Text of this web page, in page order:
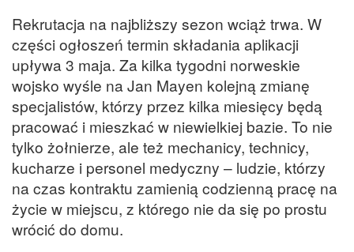
Rekrutacja na najbliższy sezon wciąż trwa. W
części ogłoszeń termin składania aplikacji
upływa 3 maja. Za kilka tygodni norweskie
wojsko wyśle na Jan Mayen kolejną zmianę
specjalistów, którzy przez kilka miesięcy będą
pracować i mieszkać w niewielkiej bazie. To nie
tylko żołnierze, ale też mechanicy, technicy,
kucharze i personel medyczny – ludzie, którzy
na czas kontraktu zamienią codzienną pracę na
życie w miejscu, z którego nie da się po prostu
wrócić do domu.